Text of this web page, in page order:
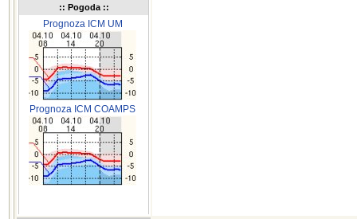
:: Pogoda ::
Prognoza ICM UM
Prognoza ICM COAMPS